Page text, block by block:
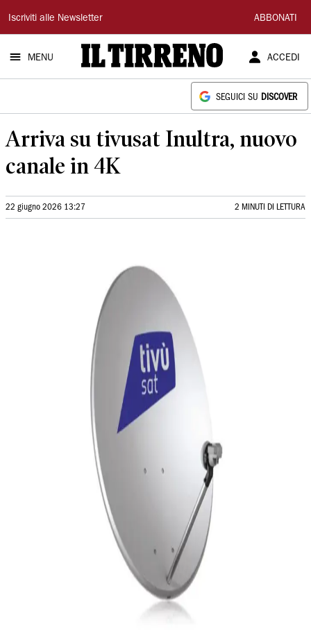
Il
Tirreno
Iscriviti alle Newsletter ABBONATI
MENU ACCEDI
SEGUICI SU DISCOVER
Arriva su tivusat Inultra, nuovo
canale in 4K
22 giugno 2026 13:27 2 MINUTI DI LETTURA